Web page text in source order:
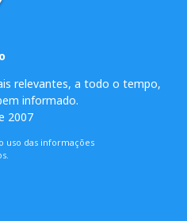
relevantes, a todo o tempo,
informado.
2007
uso das informações